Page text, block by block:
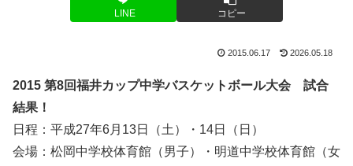
LINE コピー
2015.06.17 2026.05.18
2015 第8回福井カップ中学バスケットボール大会 試合
結果！
日程：平成27年6月13日（土）・14日（日）
会場：松岡中学校体育館（男子）・明道中学校体育館（女